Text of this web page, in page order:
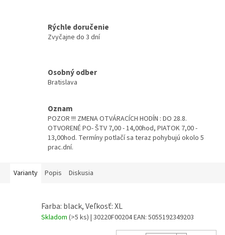
Rýchle doručenie
Zvyčajne do 3 dní
Osobný odber
Bratislava
Oznam
POZOR !!! ZMENA OTVÁRACÍCH HODÍN : DO 28.8.
OTVORENÉ PO- ŠTV 7,00 - 14,00hod, PIATOK 7,00 -
13,00hod. Termíny potlačí sa teraz pohybujú okolo 5
prac.dní.
Varianty Popis Diskusia
Farba: black, Veľkosť: XL
Skladom (>5 ks) | 30220F00204EAN: 5055192349203